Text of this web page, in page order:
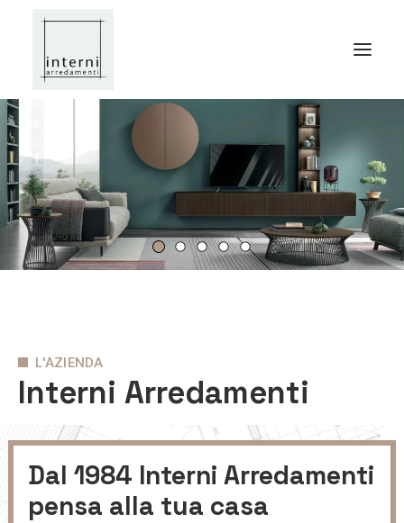
Azienda
Servizi
Arredamento
Interni Arredamenti
L'AZIENDA
Dal 1984 Interni Arredamenti
pensa alla tua casa